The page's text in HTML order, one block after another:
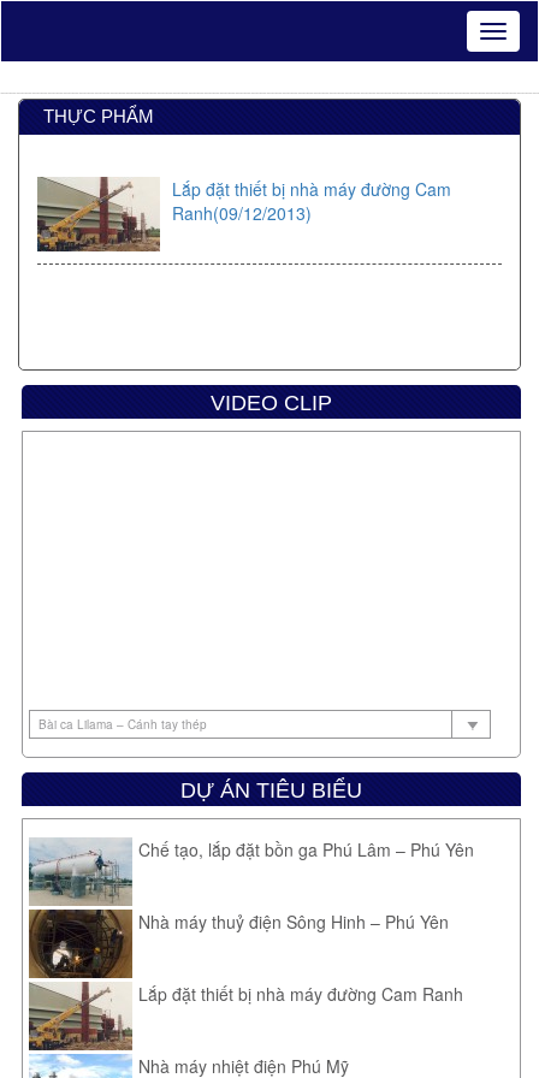
THỰC PHẨM
Lắp đặt thiết bị nhà máy đường Cam
Ranh(09/12/2013)
VIDEO CLIP
DỰ ÁN TIÊU BIỂU
Chế tạo, lắp đặt bồn ga Phú Lâm – Phú Yên
Nhà máy thuỷ điện Sông Hinh – Phú Yên
Lắp đặt thiết bị nhà máy đường Cam Ranh
Nhà máy nhiệt điện Phú Mỹ